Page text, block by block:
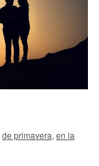
de primavera, en la